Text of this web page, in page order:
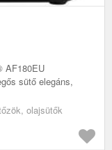
AF180EU
sütő elegáns,
olajsütők